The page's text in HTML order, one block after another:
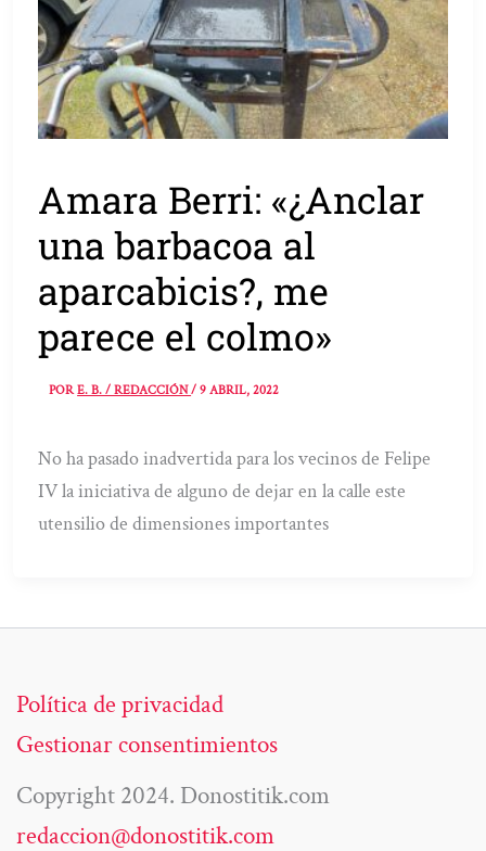
Amara Berri: «¿Anclar
una barbacoa al
aparcabicis?, me
parece el colmo»
PORE. B. / REDACCIÓN/9 ABRIL, 2022
No ha pasado inadvertida para los vecinos de Felipe
IV la iniciativa de alguno de dejar en la calle este
utensilio de dimensiones importantes
Política de privacidad
Gestionar consentimientos
Copyright 2024. Donostitik.com
redaccion@donostitik.com